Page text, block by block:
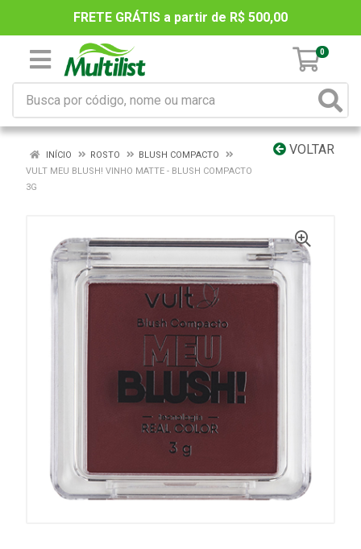
FRETE GRÁTIS a partir de R$ 500,00
0
VOLTAR
INÍCIO ROSTO
BLUSH COMPACTO
VULT MEU BLUSH! VINHO MATTE - BLUSH COMPACTO
3G